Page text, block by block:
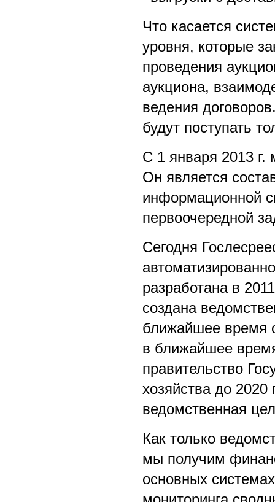
Что касается
уровня, которые
проведения
аукциона,
ведения
будут поступать
С 1 января 2013 г.
Он является
информационной
первоочередной
Сегодня
разработана в
создана
ближайшее время
в ближайшее
правительство
хозяйства до 2020
ведомственная
Как только
мы получим
основных